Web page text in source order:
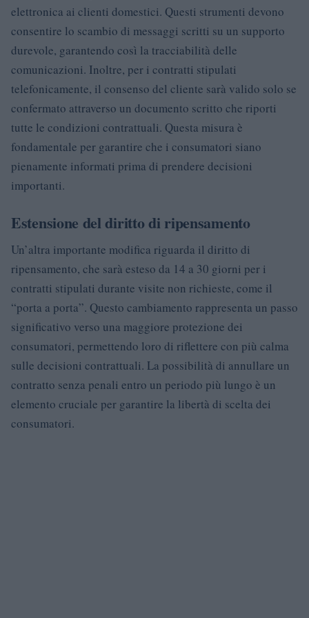
elettronica ai clienti domestici. Questi strumenti devono
consentire lo scambio di messaggi scritti su un supporto
durevole, garantendo così la tracciabilità delle
comunicazioni. Inoltre, per i contratti stipulati
telefonicamente, il consenso del cliente sarà valido solo se
confermato attraverso un documento scritto che riporti
tutte le condizioni contrattuali. Questa misura è
fondamentale per garantire che i consumatori siano
pienamente informati prima di prendere decisioni
importanti.
Estensione del diritto di ripensamento
Un’altra importante modifica riguarda il diritto di
ripensamento, che sarà esteso da 14 a 30 giorni per i
contratti stipulati durante visite non richieste, come il
“porta a porta”. Questo cambiamento rappresenta un passo
significativo verso una maggiore protezione dei
consumatori, permettendo loro di riflettere con più calma
sulle decisioni contrattuali. La possibilità di annullare un
contratto senza penali entro un periodo più lungo è un
elemento cruciale per garantire la libertà di scelta dei
consumatori.